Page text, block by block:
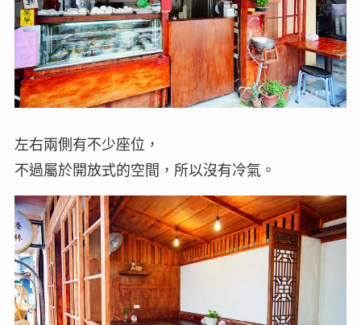
左右兩側有不少座位，
不過屬於開放式的空間，所以沒有冷氣。